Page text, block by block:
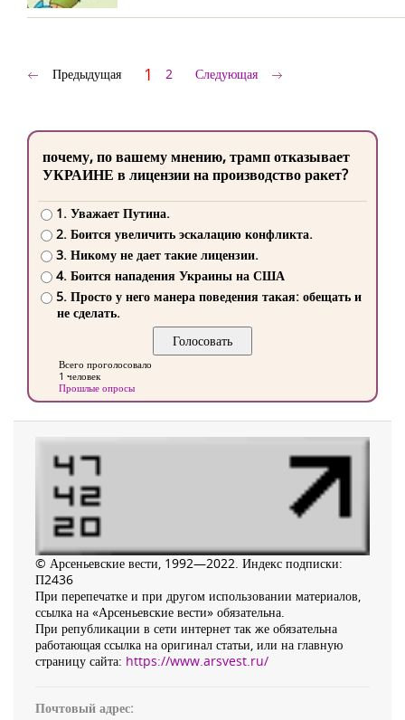
Предыдущая 1 2 Следующая
почему, по вашему мнению, трамп отказывает
УКРАИНЕ в лицензии на производство ракет?
1. Уважает Путина.
2. Боится увеличить эскалацию конфликта.
3. Никому не дает такие лицензии.
4. Боится нападения Украины на США
5. Просто у него манера поведения такая: обещать и
не сделать.
Всего проголосовало
1 человек
Прошлые опросы
© Арсеньевские вести, 1992—2022. Индекс подписки:
П2436
При перепечатке и при другом использовании материалов,
ссылка на «Арсеньевские вести» обязательна.
При републикации в сети интернет так же обязательна
работающая ссылка на оригинал статьи, или на главную
страницу сайта: https://www.arsvest.ru/
Почтовый адрес: